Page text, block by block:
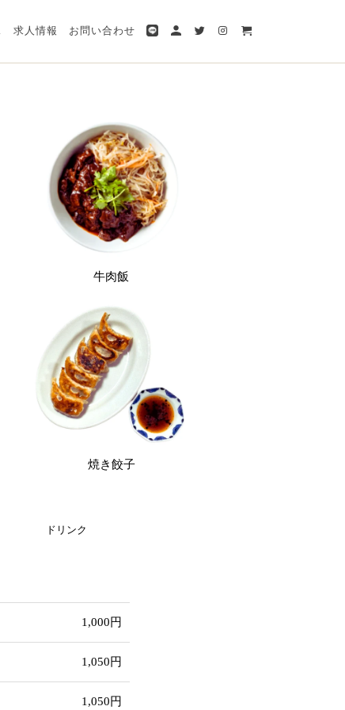
牛肉飯
焼き餃子
ドリンク
1,000円
1,050円
1,050円
求人情報 お問い合わせ